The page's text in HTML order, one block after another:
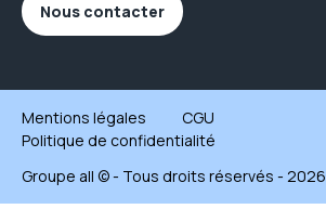
Nous contacter
Mentions légales
CGU
Politique de confidentialité
Groupe all © - Tous droits réservés - 2026